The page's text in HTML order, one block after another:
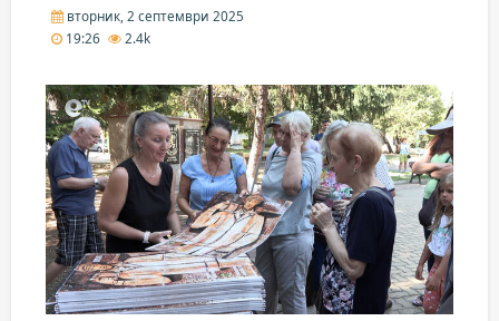
вторник, 2 септември 2025
19:26
2.4k